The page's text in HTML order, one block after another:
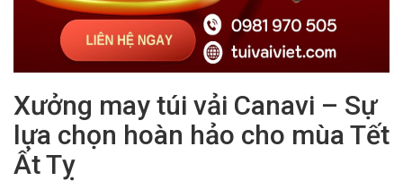
Xưởng may túi vải Canavi – Sự
lựa chọn hoàn hảo cho mùa Tết
Ất Tỵ